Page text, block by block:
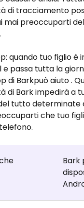
di tracciamento
mai preoccuparti
quando tuo figlio è
e passa tutta la
di Barkpuò aiuto .
di Bark impedirà a
tutto determinate
che tuo
Bark